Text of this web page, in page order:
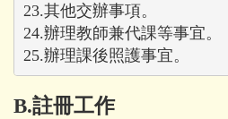
23.其他交辦事項。
24.辦理教師兼代課等事宜。
25.辦理課後照護事宜。
B.註冊工作